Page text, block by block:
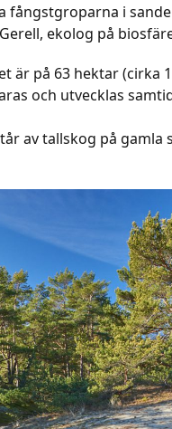
fångstgroparna i
ekolog på
är på 63 hektar
och utvecklas
av tallskog på